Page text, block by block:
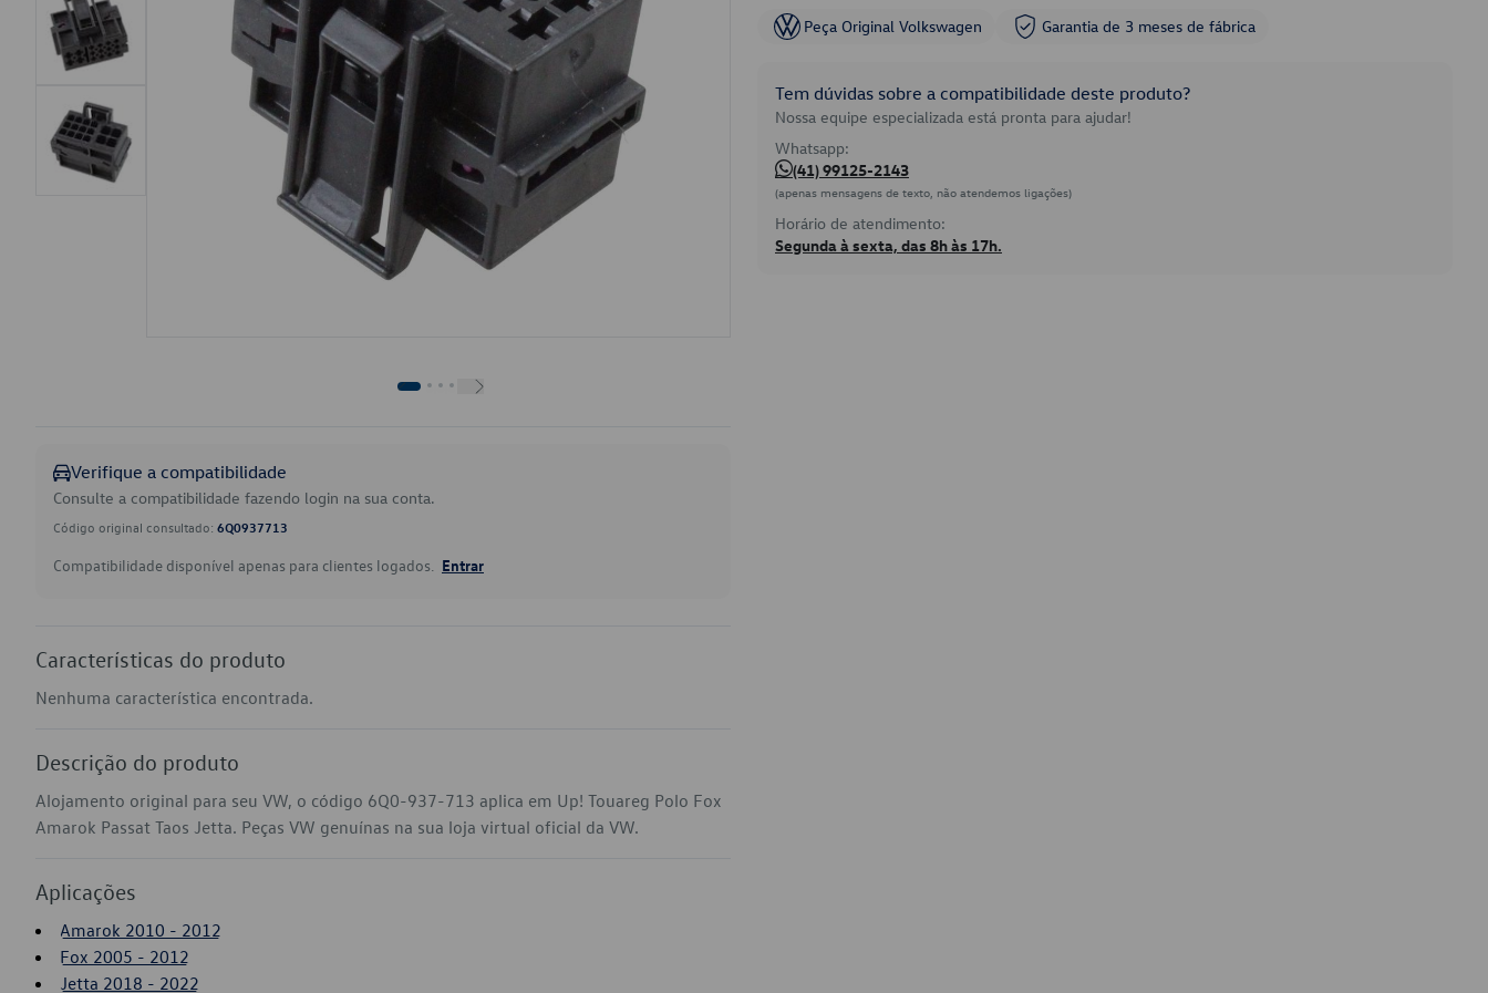
Verifique a compatibilidade
Consulte a compatibilidade fazendo login na sua conta.
Código original consultado: 6Q0937713
Compatibilidade disponível apenas para clientes logados. Entrar
Características do produto
Nenhuma característica encontrada.
Descrição do produto
Alojamento original para seu VW, o código 6Q0-937-713 aplica em Up! Touareg Polo Fox
Amarok Passat Taos Jetta. Peças VW genuínas na sua loja virtual oficial da VW.
Aplicações
Amarok 2010 - 2012
Fox 2005 - 2012
Jetta 2018 - 2022
Peça Original Volkswagen Garantia de 3 meses de fábrica
Tem dúvidas sobre a compatibilidade deste produto?
Nossa equipe especializada está pronta para ajudar!
Whatsapp:
(41) 99125-2143
(apenas mensagens de texto, não atendemos ligações)
Horário de atendimento:
Segunda à sexta, das 8h às 17h.